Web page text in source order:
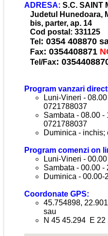
ADRESA: S.C. SAINT
Judetul Hunedoara,
bis, parter, ap. 14
Cod postal: 331125
Tel : 0354 408870
Fax: 0354408871
Tel/Fax:
Program vanzari
Luni-Vineri -
0721788037
Sambata - 08.00
0721788037
Duminica -
Program comenzi on
Luni-Vineri -
Sambata - 00.00 -
Duminica - 00.00-
Coordonate GPS:
45.754898,
sau
N 45 45.294 E 22